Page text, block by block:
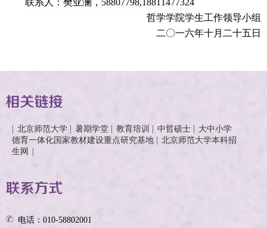
联系人：樊亚澜，58807798,18811477324
哲学学院学生工作领导小组
二〇一六年十月二十五日
北京师范大学 暑期学堂 教育培训 中哲硕士
大中小学
德育一体化国家教材建设重点研究基地
北京师范大学本科招
生网
电话：010-58802001